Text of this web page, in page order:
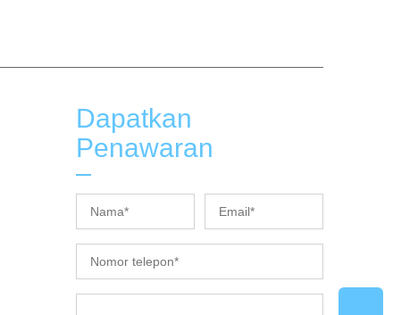
Dapatkan
Penawaran